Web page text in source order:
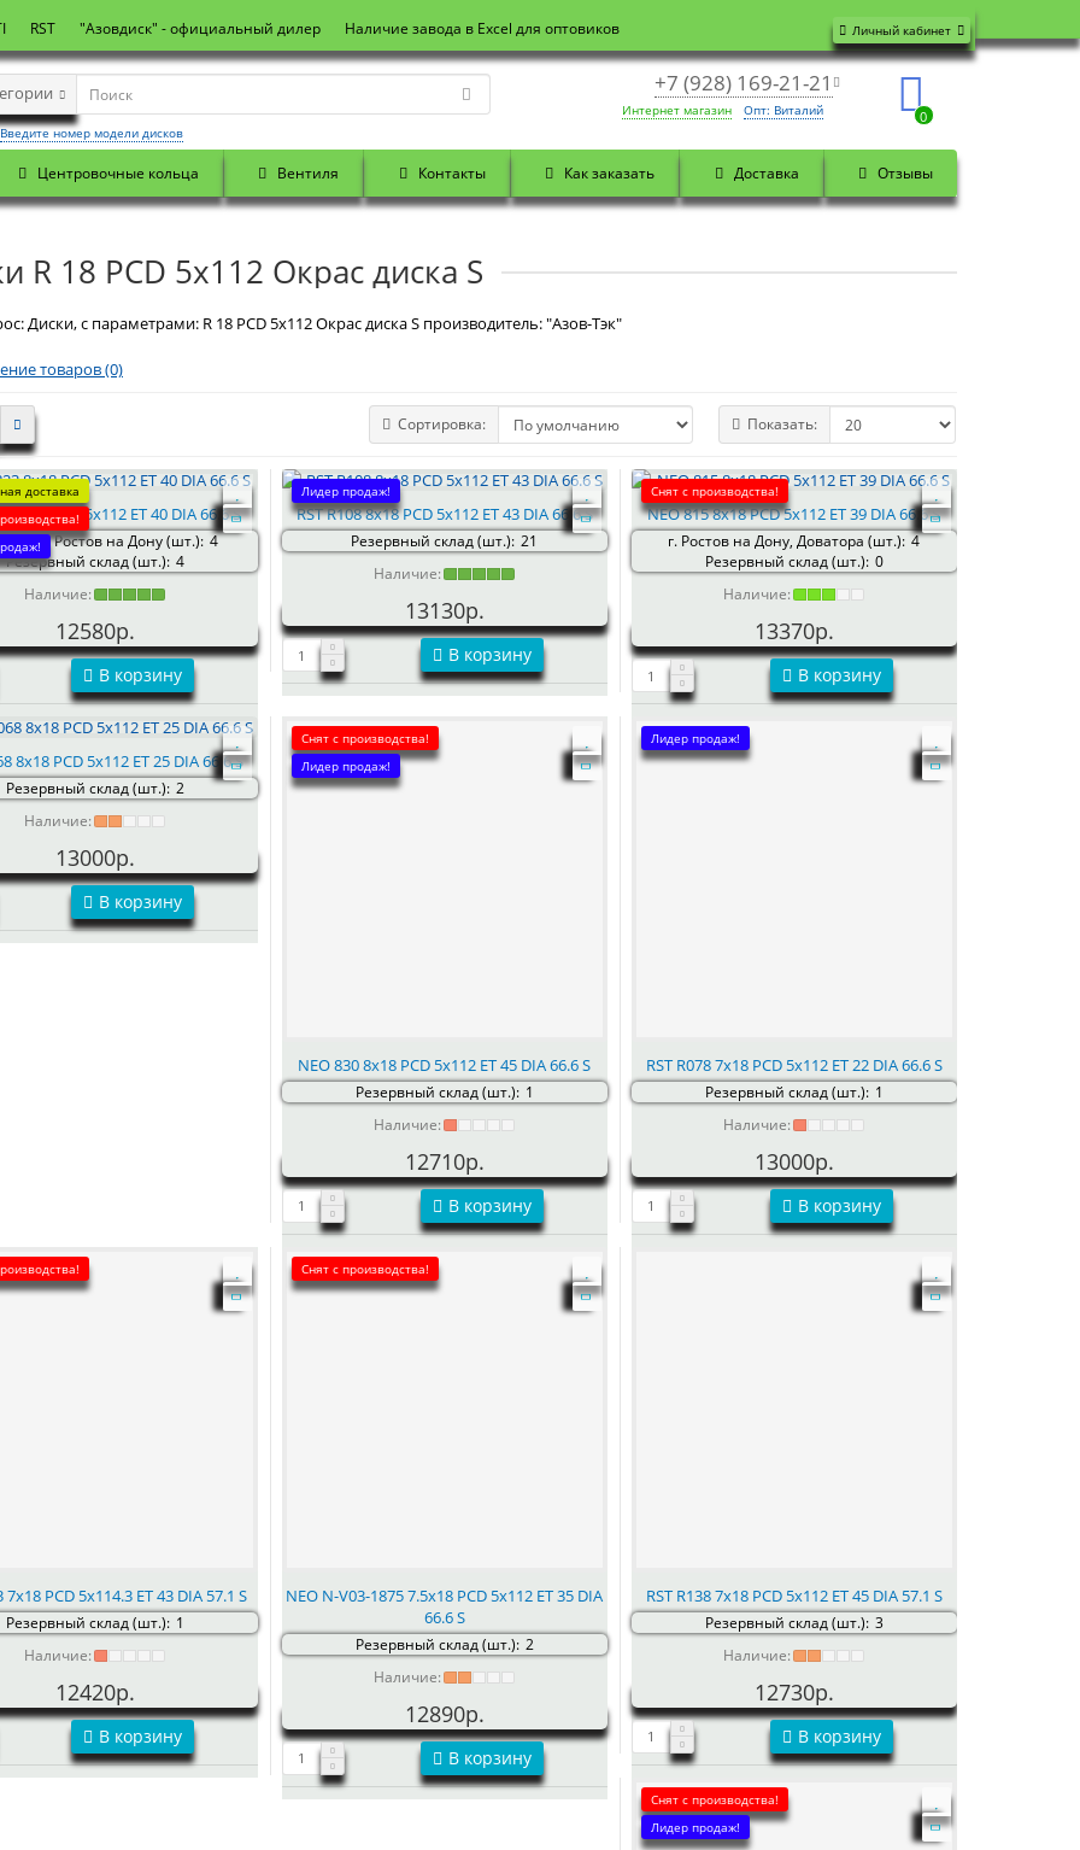
Личный кабинет
RST "Азовдиск" - официальный дилер Наличие завода в Excel для оптовиков
+7 (928) 169-21-21
Интернет магазин Опт: Виталий 0
Введите номер модели дисков
Центровочные кольца Вентиля Контакты Как заказать Доставка Отзывы
R 18 PCD 5x112 Окрас диска S
Диски, с параметрами: R 18 PCD 5x112 Окрас диска S производитель: "Азов-Тэк"
товаров (0)
Сортировка: Показать:
доставка
8x18 PCD 5x112 ET 40 DIA 66.6 S
г. Ростов на Дону (шт.): 4
Резервный склад (шт.): 4
Наличие:
12580р.
В корзину
Лидер продаж!
RST R108 8x18 PCD 5x112 ET 43 DIA 66.6 S
Резервный склад (шт.): 21
Наличие:
13130р.
В корзину
Снят с производства!
NEO 815 8x18 PCD 5x112 ET 39 DIA 66.6 S
г. Ростов на Дону, Доватора (шт.): 4
Резервный склад (шт.): 0
Наличие:
13370р.
В корзину
8x18 PCD 5x112 ET 25 DIA 66.6 S
Резервный склад (шт.): 2
Наличие:
13000р.
В корзину
Снят с производства!
Лидер продаж!
NEO 830 8x18 PCD 5x112 ET 45 DIA 66.6 S
Резервный склад (шт.): 1
Наличие:
12710р.
В корзину
Лидер продаж!
RST R078 7x18 PCD 5x112 ET 22 DIA 66.6 S
Резервный склад (шт.): 1
Наличие:
13000р.
В корзину
7x18 PCD 5x114.3 ET 43 DIA 57.1 S
Резервный склад (шт.): 1
Наличие:
12420р.
В корзину
Снят с производства!
NEO N-V03-1875 7.5x18 PCD 5x112 ET 35 DIA
66.6 S
Резервный склад (шт.): 2
Наличие:
12890р.
В корзину
RST R138 7x18 PCD 5x112 ET 45 DIA 57.1 S
Резервный склад (шт.): 3
Наличие:
12730р.
В корзину
Снят с производства!
Лидер продаж!